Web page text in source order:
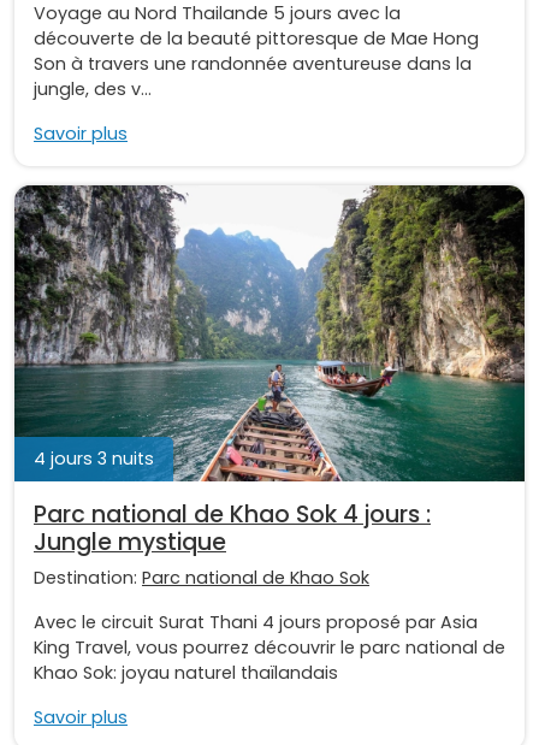
Voyage au Nord Thailande 5 jours avec la
découverte de la beauté pittoresque de Mae Hong
Son à travers une randonnée aventureuse dans la
jungle, des v...
Savoir plus
4 jours 3 nuits
Parc national de Khao Sok 4 jours :
Jungle mystique
Destination: Parc national de Khao Sok
Avec le circuit Surat Thani 4 jours proposé par Asia
King Travel, vous pourrez découvrir le parc national de
Khao Sok: joyau naturel thaïlandais
Savoir plus